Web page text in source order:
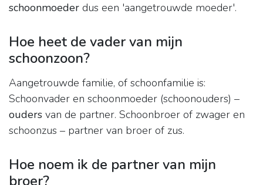
schoonmoeder dus een 'aangetrouwde moeder'.
Hoe heet de vader van mijn
schoonzoon?
Aangetrouwde familie, of schoonfamilie is:
Schoonvader en schoonmoeder (schoonouders) –
ouders van de partner. Schoonbroer of zwager en
schoonzus – partner van broer of zus.
Hoe noem ik de partner van mijn
broer?